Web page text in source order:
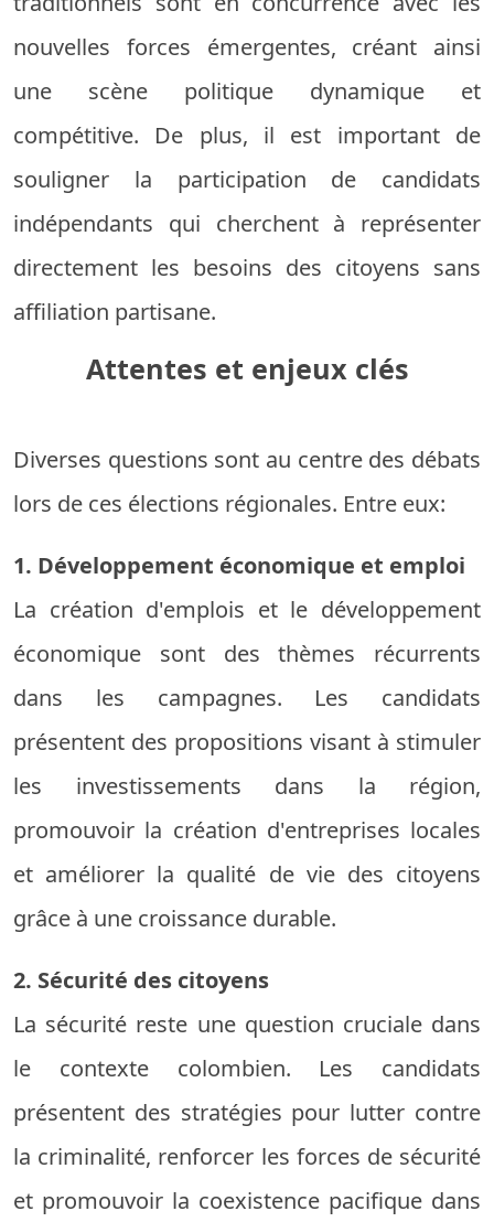
nouvelles forces émergentes, créant ainsi
une scène politique dynamique et
compétitive. De plus, il est important de
souligner la participation de candidats
indépendants qui cherchent à représenter
directement les besoins des citoyens sans
affiliation partisane.
Attentes et enjeux clés
Diverses questions sont au centre des débats
lors de ces élections régionales. Entre eux:
1. Développement économique et emploi
La création d'emplois et le développement
économique sont des thèmes récurrents
dans les campagnes. Les candidats
présentent des propositions visant à stimuler
les investissements dans la région,
promouvoir la création d'entreprises locales
et améliorer la qualité de vie des citoyens
grâce à une croissance durable.
2. Sécurité des citoyens
La sécurité reste une question cruciale dans
le contexte colombien. Les candidats
présentent des stratégies pour lutter contre
la criminalité, renforcer les forces de sécurité
et promouvoir la coexistence pacifique dans